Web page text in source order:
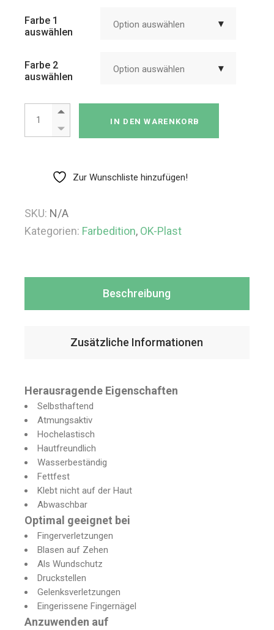
Farbe 1
auswählen
Option auswählen
Farbe 2
auswählen
Option auswählen
OK-plast 2 Rollen Menge
IN DEN WARENKORB
Zur Wunschliste hinzufügen!
SKU: N/A
Kategorien: Farbedition, OK-Plast
Beschreibung
Zusätzliche Informationen
Herausragende Eigenschaften
Selbsthaftend
Atmungsaktiv
Hochelastisch
Hautfreundlich
Wasserbeständig
Fettfest
Klebt nicht auf der Haut
Abwaschbar
Optimal geeignet bei
Fingerverletzungen
Blasen auf Zehen
Als Wundschutz
Druckstellen
Gelenksverletzungen
Eingerissene Fingernägel
Anzuwenden auf